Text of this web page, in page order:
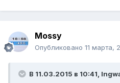
Mossy
Опубликовано 11 марта,
В 11.03.2015 в 10:41,